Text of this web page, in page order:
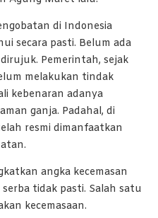
di Indonesia
secara pasti. Belum ada
Pemerintah, sejak
melakukan tindak
kebenaran adanya
ganja. Padahal, di
resmi dimanfaatkan
angka kecemasan
tidak pasti. Salah satu
kecemasaan.